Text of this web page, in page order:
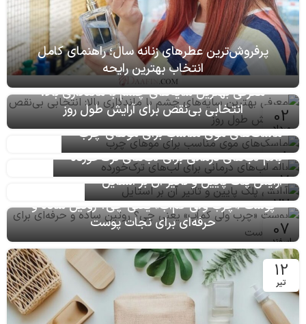
معرفی سایه‌های چشم با اثرات ویژه
22
آبان
پرفروش‌ترین عطرهای زنانه سال؛ راهنمای کامل
انتخاب بهترین رایحه
02
مرداد
معرفی بهترین سایه‌های چشم با ماندگاری بالا:
انتخابی بی‌نقص برای آرایش طول روز
ماسک‌های موی مناسب برای موهای چرب